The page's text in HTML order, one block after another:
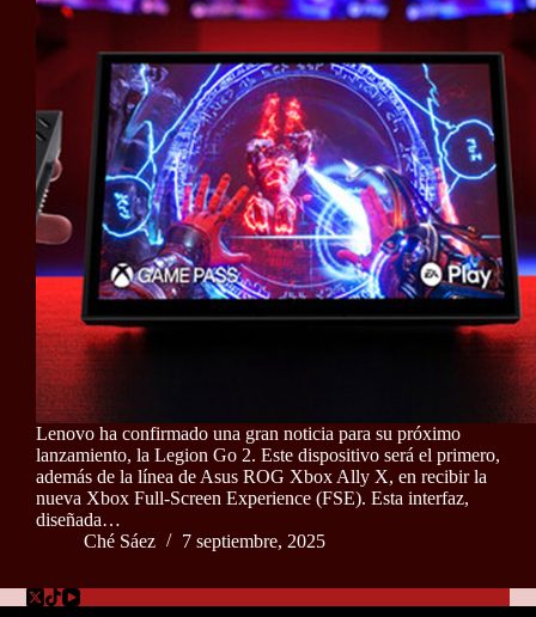
Lenovo ha confirmado una gran noticia para su próximo
lanzamiento, la Legion Go 2. Este dispositivo será el primero,
además de la línea de Asus ROG Xbox Ally X, en recibir la
nueva Xbox Full-Screen Experience (FSE). Esta interfaz,
diseñada…
Ché Sáez
7 septiembre, 2025